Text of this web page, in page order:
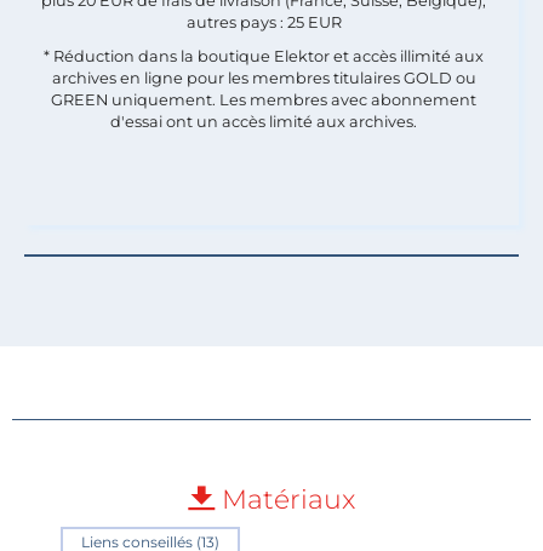
autres pays : 25 EUR
* Réduction dans la boutique Elektor et accès illimité aux
archives en ligne pour les membres titulaires GOLD ou
GREEN uniquement. Les membres avec abonnement
d'essai ont un accès limité aux archives.
Matériaux
Liens conseillés (13)